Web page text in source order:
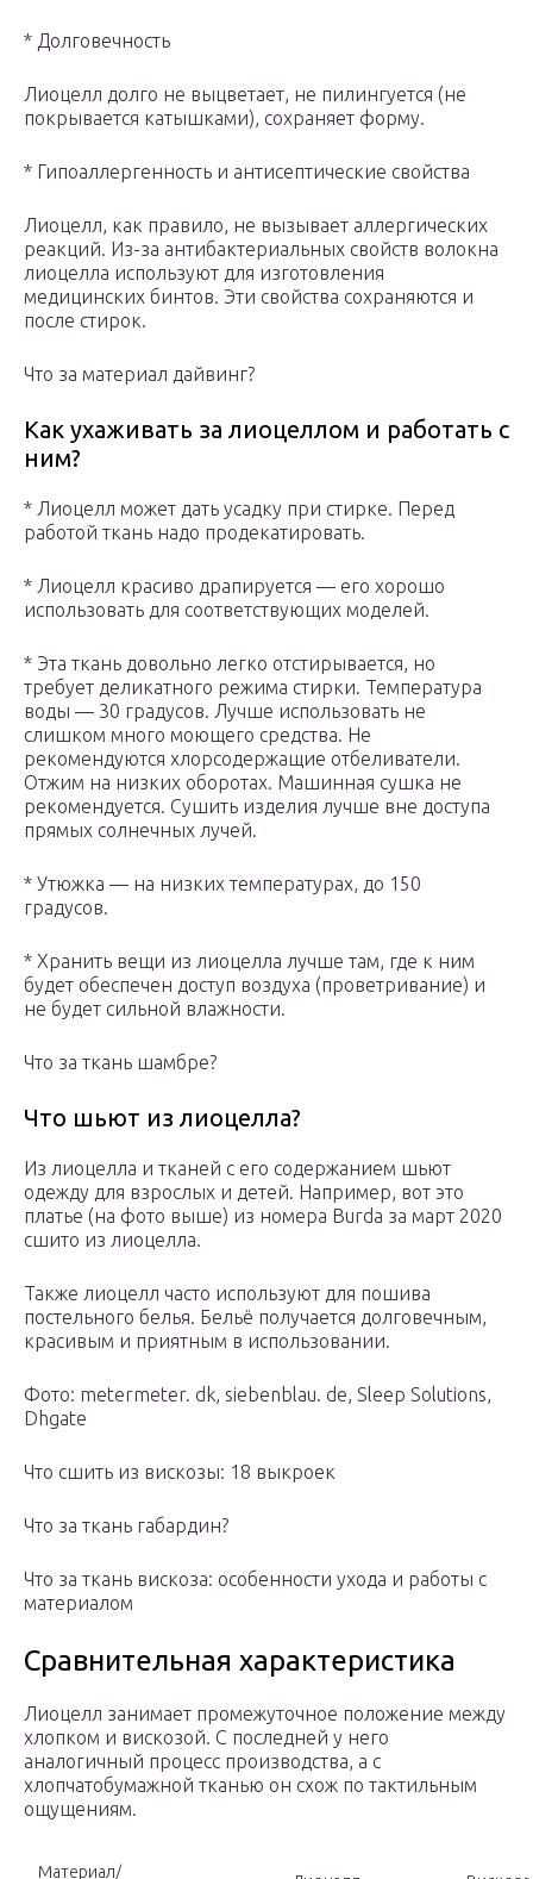
* Долговечность
Лиоцелл долго не выцветает, не пилингуется (не
покрывается катышками), сохраняет форму.
* Гипоаллергенность и антисептические свойства
Лиоцелл, как правило, не вызывает аллергических
реакций. Из-за антибактериальных свойств волокна
лиоцелла используют для изготовления
медицинских бинтов. Эти свойства сохраняются и
после стирок.
Что за материал дайвинг?
Как ухаживать за лиоцеллом и работать с
ним?
* Лиоцелл может дать усадку при стирке. Перед
работой ткань надо продекатировать.
* Лиоцелл красиво драпируется — его хорошо
использовать для соответствующих моделей.
* Эта ткань довольно легко отстирывается, но
требует деликатного режима стирки. Температура
воды — 30 градусов. Лучше использовать не
слишком много моющего средства. Не
рекомендуются хлорсодержащие отбеливатели.
Отжим на низких оборотах. Машинная сушка не
рекомендуется. Сушить изделия лучше вне доступа
прямых солнечных лучей.
* Утюжка — на низких температурах, до 150
градусов.
* Хранить вещи из лиоцелла лучше там, где к ним
будет обеспечен доступ воздуха (проветривание) и
не будет сильной влажности.
Что за ткань шамбре?
Что шьют из лиоцелла?
Из лиоцелла и тканей с его содержанием шьют
одежду для взрослых и детей. Например, вот это
платье (на фото выше) из номера Burda за март 2020
сшито из лиоцелла.
Также лиоцелл часто используют для пошива
постельного белья. Бельё получается долговечным,
красивым и приятным в использовании.
Фото: metermeter. dk, siebenblau. de, Sleep Solutions,
Dhgate
Что сшить из вискозы: 18 выкроек
Что за ткань габардин?
Что за ткань вискоза: особенности ухода и работы с
материалом
Сравнительная характеристика
Лиоцелл занимает промежуточное положение между
хлопком и вискозой. С последней у него
аналогичный процесс производства, а с
хлопчатобумажной тканью он схож по тактильным
ощущениям.
Материал/